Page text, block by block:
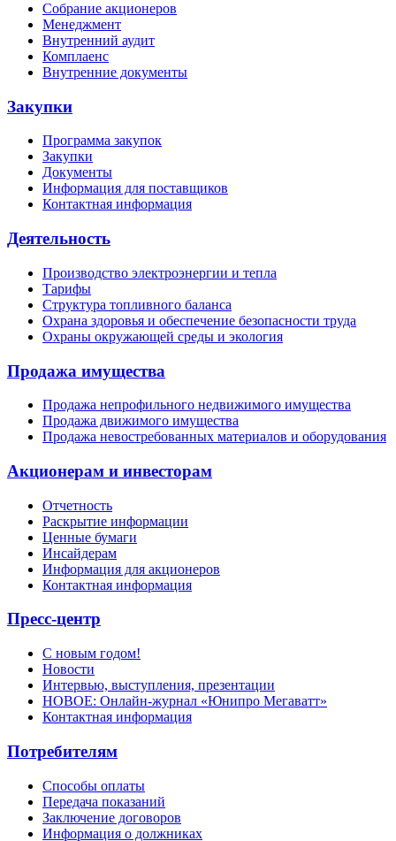
Собрание акционеров
Менеджмент
Внутренний аудит
Комплаенс
Внутренние документы
Закупки
Программа закупок
Закупки
Документы
Информация для поставщиков
Контактная информация
Деятельность
Производство электроэнергии и тепла
Тарифы
Структура топливного баланса
Охрана здоровья и обеспечение безопасности труда
Охраны окружающей среды и экология
Продажа имущества
Продажа непрофильного недвижимого имущества
Продажа движимого имущества
Продажа невостребованных материалов и оборудования
Акционерам и инвесторам
Отчетность
Раскрытие информации
Ценные бумаги
Инсайдерам
Информация для акционеров
Контактная информация
Пресс-центр
С новым годом!
Новости
Интервью, выступления, презентации
НОВОЕ: Онлайн-журнал «Юнипро Мегаватт»
Контактная информация
Потребителям
Способы оплаты
Передача показаний
Заключение договоров
Информация о должниках